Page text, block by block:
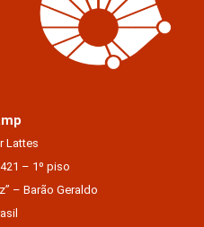
Lattes
– 1º piso
– Barão Geraldo